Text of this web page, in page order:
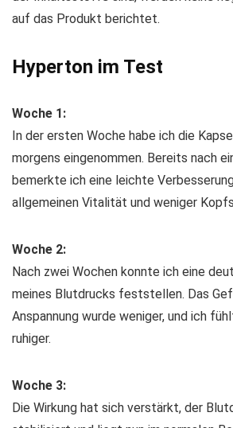
auf das Produkt berichtet.
Hyperton im Test
Woche 1:
In der ersten Woche habe ich die
morgens eingenommen. Bereits nach
bemerkte ich eine leichte
allgemeinen Vitalität und weniger
Woche 2:
Nach zwei Wochen konnte ich eine
meines Blutdrucks feststellen. Das
Anspannung wurde weniger, und ich
ruhiger.
Woche 3:
Die Wirkung hat sich verstärkt, der